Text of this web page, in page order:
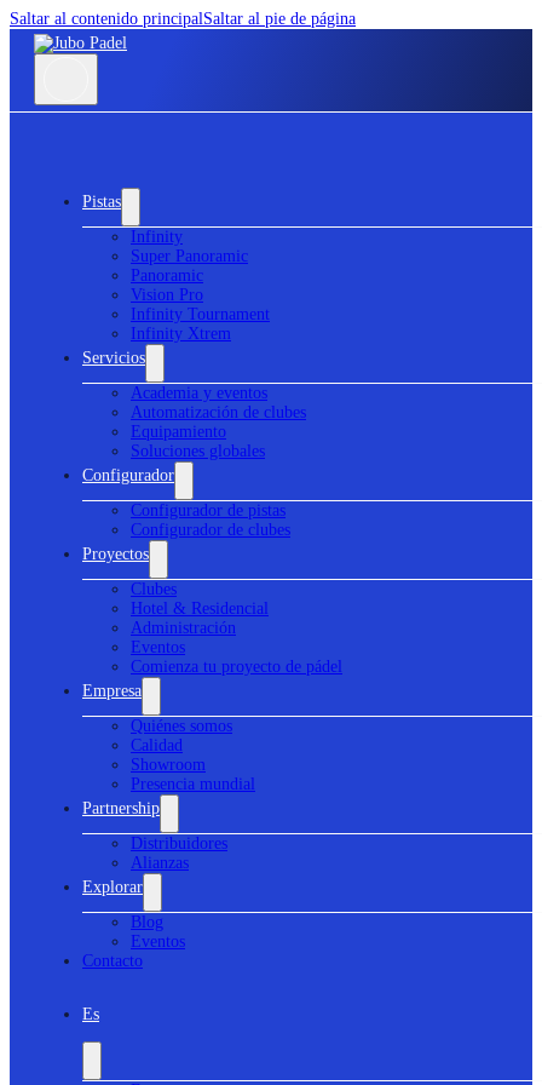
Saltar al contenido principalSaltar al pie de página
Pistas
Infinity
Super Panoramic
Panoramic
Vision Pro
Infinity Tournament
Infinity Xtrem
Servicios
Academia y eventos
Automatización de clubes
Equipamiento
Soluciones globales
Configurador
Configurador de pistas
Configurador de clubes
Proyectos
Clubes
Hotel & Residencial
Administración
Eventos
Comienza tu proyecto de pádel
Empresa
Quiénes somos
Calidad
Showroom
Presencia mundial
Partnership
Distribuidores
Alianzas
Explorar
Blog
Eventos
Contacto
Es